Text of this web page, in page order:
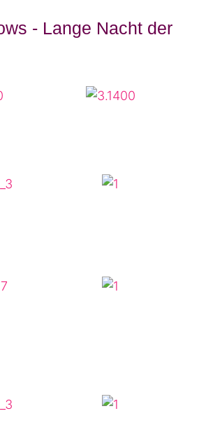
- Lange Nacht der